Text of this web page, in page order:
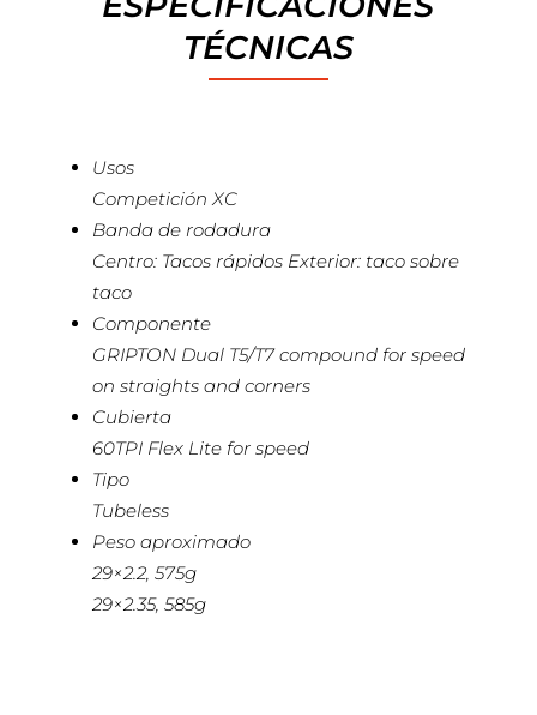
TÉCNICAS
Usos
Competición XC
Banda de rodadura
Centro: Tacos rápidos Exterior: taco sobre
taco
Componente
GRIPTON Dual T5/T7 compound for speed
on straights and corners
Cubierta
60TPI Flex Lite for speed
Tipo
Tubeless
Peso aproximado
29×2.2, 575g
29×2.35, 585g